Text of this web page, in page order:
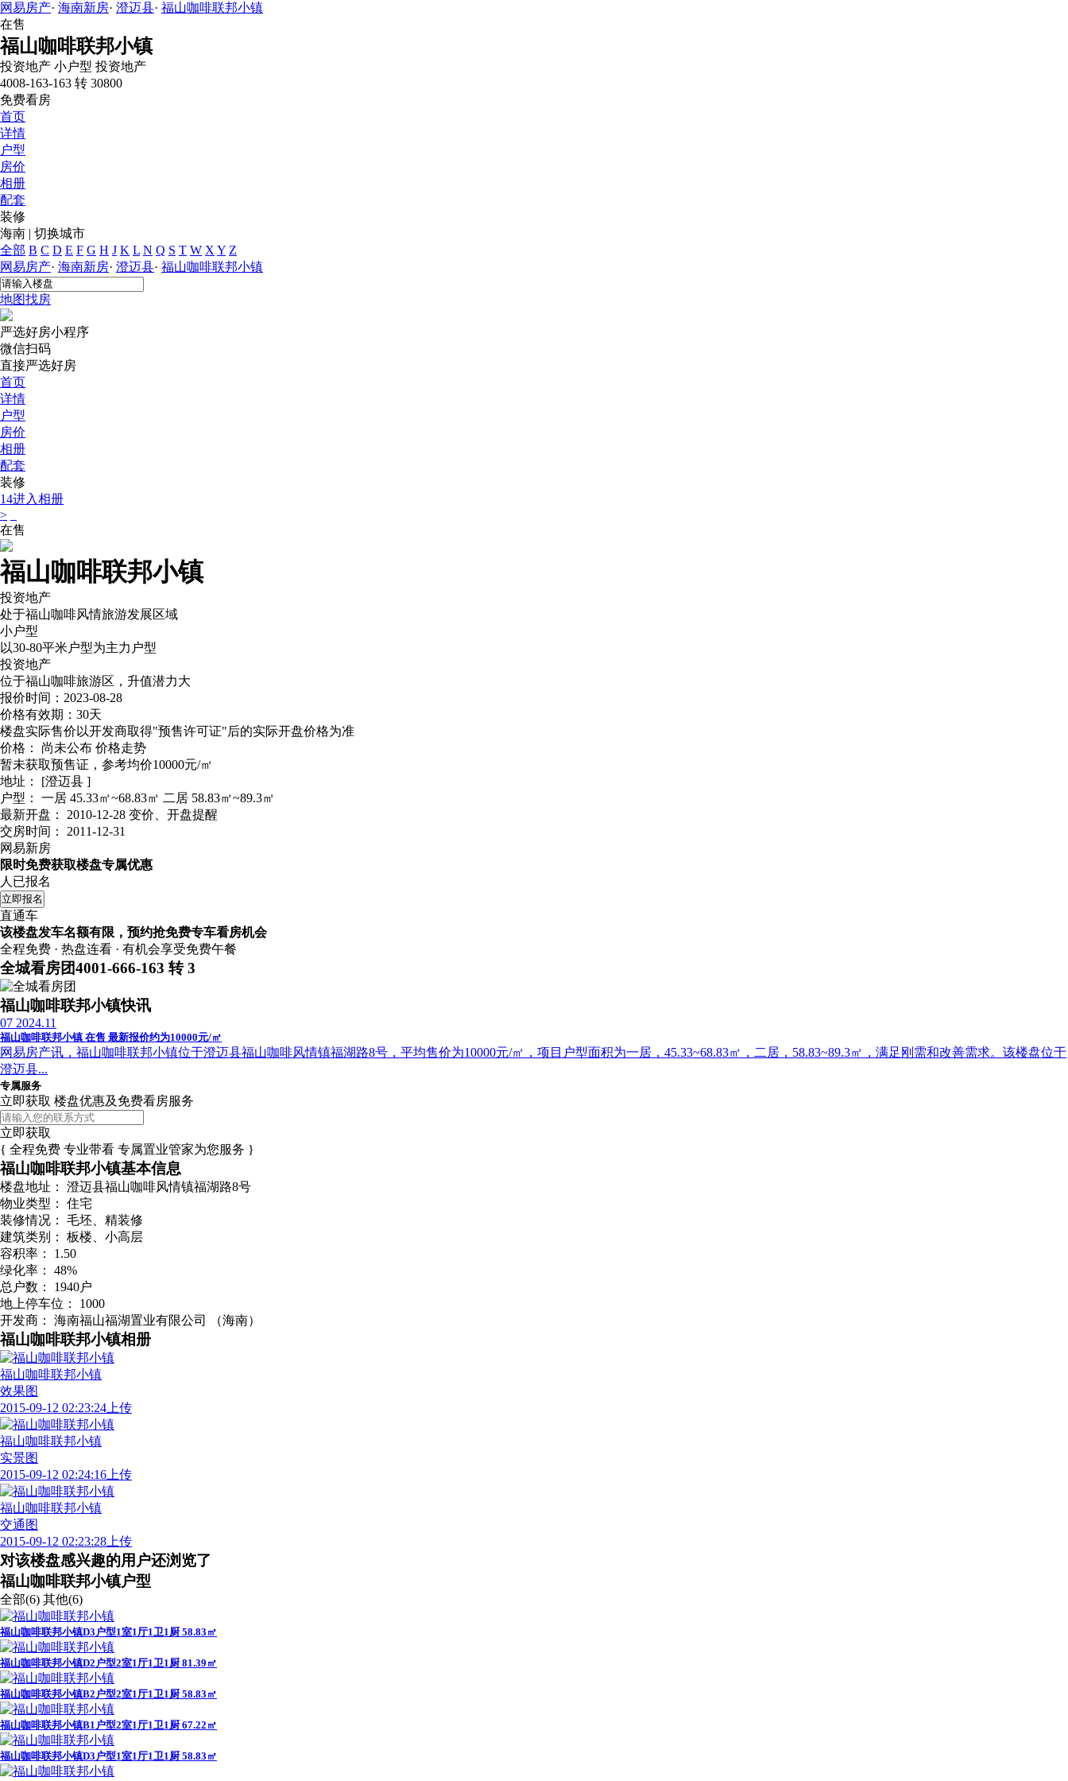
网易房产· 海南新房· 澄迈县· 福山咖啡联邦小镇
在售
福山咖啡联邦小镇
投资地产 小户型 投资地产
4008-163-163 转 30800
免费看房
首页
详情
户型
房价
相册
配套
装修
海南 | 切换城市
全部 B C D E F G H J K L N Q S T W X Y Z
网易房产· 海南新房· 澄迈县· 福山咖啡联邦小镇
地图找房
严选好房小程序
微信扫码
直接严选好房
首页
详情
户型
房价
相册
配套
装修
14进入相册
>
在售
福山咖啡联邦小镇
投资地产
处于福山咖啡风情旅游发展区域
小户型
以30-80平米户型为主力户型
投资地产
位于福山咖啡旅游区，升值潜力大
报价时间：2023-08-28
价格有效期：30天
楼盘实际售价以开发商取得"预售许可证"后的实际开盘价格为准
价格：
尚未公布 价格走势
暂未获取预售证，参考均价10000元/㎡
地址：
[澄迈县 ]
户型：
一居 45.33㎡~68.83㎡ 二居 58.83㎡~89.3㎡
最新开盘：
2010-12-28 变价、开盘提醒
交房时间：
2011-12-31
网易新房
限时免费获取楼盘专属优惠
人已报名
立即报名
直通车
该楼盘发车名额有限，预约抢免费专车看房机会
全程免费 · 热盘连看 · 有机会享受免费午餐
全城看房团4001-666-163 转 3
福山咖啡联邦小镇快讯
07 2024.11
福山咖啡联邦小镇 在售 最新报价约为10000元/㎡
网易房产讯，福山咖啡联邦小镇位于澄迈县福山咖啡风情镇福湖路8号，平均售价为10000元/㎡，项目户型面积为一居，45.33~68.83㎡，二居，58.83~89.3㎡，满足刚需和改善需求。该楼盘位于
澄迈县...
专属服务
立即获取 楼盘优惠及免费看房服务
立即获取
{ 全程免费 专业带看 专属置业管家为您服务 }
福山咖啡联邦小镇基本信息
楼盘地址：
澄迈县福山咖啡风情镇福湖路8号
物业类型：
住宅
装修情况：
毛坯、精装修
建筑类别：
板楼、小高层
容积率：
1.50
绿化率：
48%
总户数：
1940户
地上停车位：
1000
开发商：
海南福山福湖置业有限公司 （海南）
福山咖啡联邦小镇相册
福山咖啡联邦小镇
效果图
2015-09-12 02:23:24上传
福山咖啡联邦小镇
实景图
2015-09-12 02:24:16上传
福山咖啡联邦小镇
交通图
2015-09-12 02:23:28上传
对该楼盘感兴趣的用户还浏览了
福山咖啡联邦小镇户型
全部(6) 其他(6)
福山咖啡联邦小镇D3户型1室1厅1卫1厨 58.83㎡
福山咖啡联邦小镇D2户型2室1厅1卫1厨 81.39㎡
福山咖啡联邦小镇B2户型2室1厅1卫1厨 58.83㎡
福山咖啡联邦小镇B1户型2室1厅1卫1厨 67.22㎡
福山咖啡联邦小镇D3户型1室1厅1卫1厨 58.83㎡